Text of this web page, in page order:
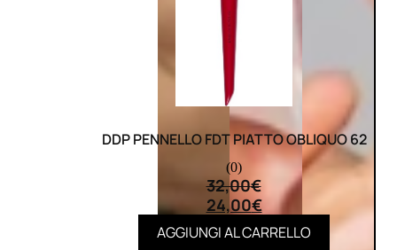
DDP PENNELLO FDT PIATTO OBLIQUO 62
(0)
32,00€
24,00€
AGGIUNGI AL CARRELLO